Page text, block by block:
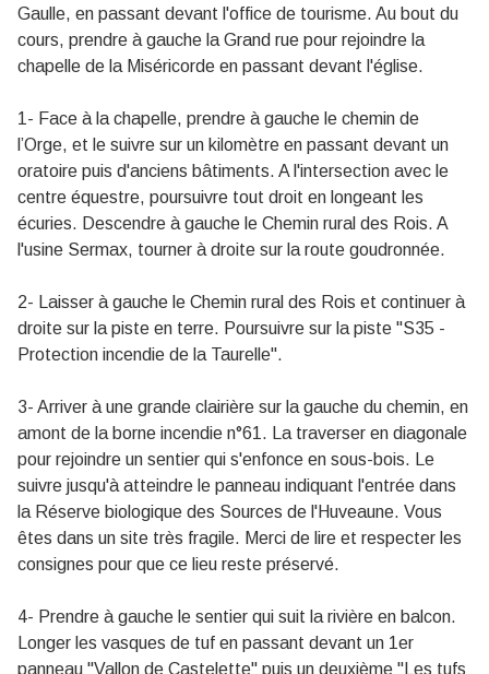
Gaulle, en passant devant l'office de tourisme. Au bout du
cours, prendre à gauche la Grand rue pour rejoindre la
chapelle de la Miséricorde en passant devant l'église.
1- Face à la chapelle, prendre à gauche le chemin de
l’Orge, et le suivre sur un kilomètre en passant devant un
oratoire puis d'anciens bâtiments. A l'intersection avec le
centre équestre, poursuivre tout droit en longeant les
écuries. Descendre à gauche le Chemin rural des Rois. A
l'usine Sermax, tourner à droite sur la route goudronnée.
2- Laisser à gauche le Chemin rural des Rois et continuer à
droite sur la piste en terre. Poursuivre sur la piste "S35 -
Protection incendie de la Taurelle".
3- Arriver à une grande clairière sur la gauche du chemin, en
amont de la borne incendie n°61. La traverser en diagonale
pour rejoindre un sentier qui s'enfonce en sous-bois. Le
suivre jusqu'à atteindre le panneau indiquant l'entrée dans
la Réserve biologique des Sources de l'Huveaune. Vous
êtes dans un site très fragile. Merci de lire et respecter les
consignes pour que ce lieu reste préservé.
4- Prendre à gauche le sentier qui suit la rivière en balcon.
Longer les vasques de tuf en passant devant un 1er
panneau "Vallon de Castelette" puis un deuxième "Les tufs